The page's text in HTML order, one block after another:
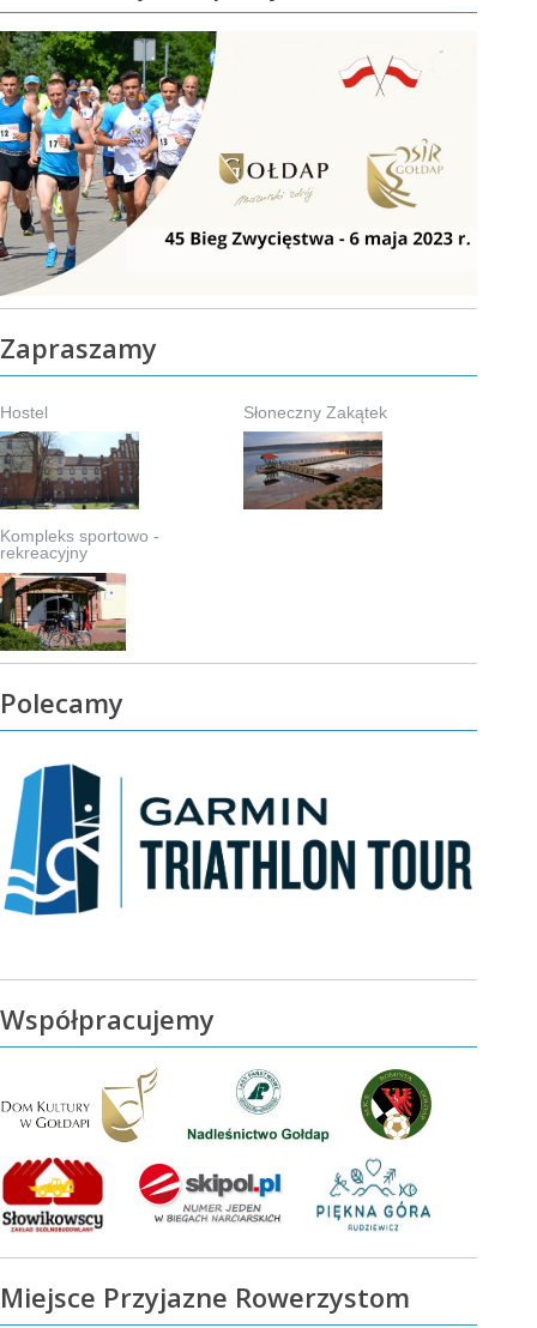
Zapraszamy
Hostel Słoneczny Zakątek
Kompleks sportowo -
rekreacyjny
Polecamy
Współpracujemy
Miejsce Przyjazne Rowerzystom